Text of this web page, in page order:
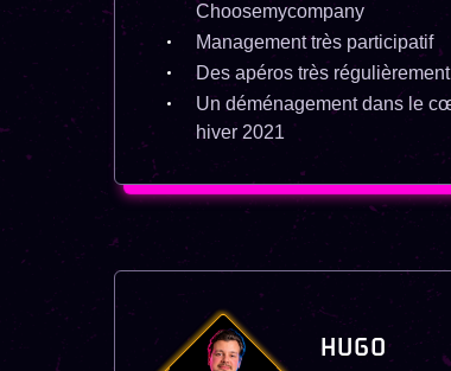
Choosemycompany
Management très participatif
Des apéros très régulièrement
Un déménagement dans le
hiver 2021
HUGO